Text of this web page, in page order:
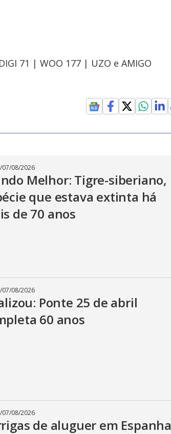
71 | WOO 177 | UZO e AMIGO
/07/08/2026
Melhor: Tigre-siberiano,
que estava extinta há
de 70 anos
/07/08/2026
Ponte 25 de abril
60 anos
/07/08/2026
de aluguer em Espanha